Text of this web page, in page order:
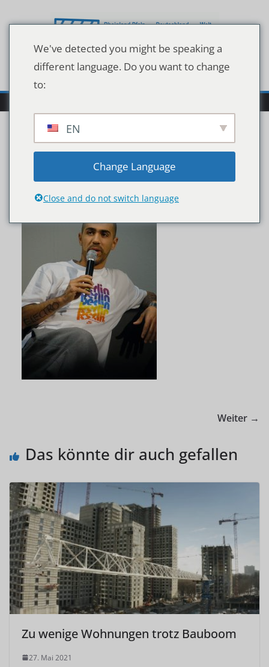
Inhalt
shutterstock_700195078
Weiter →
Das könnte dir auch gefallen
Zu wenige Wohnungen trotz Bauboom
27. Mai 2021
We've detected you might be speaking a
different language. Do you want to change
to:
EN
Change Language
Close and do not switch language